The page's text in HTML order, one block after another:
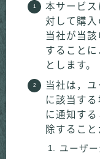
本サービ
対して購
当社が当
すること
とします。
当社は，
に該当す
に通知す
除するこ
ユーザ